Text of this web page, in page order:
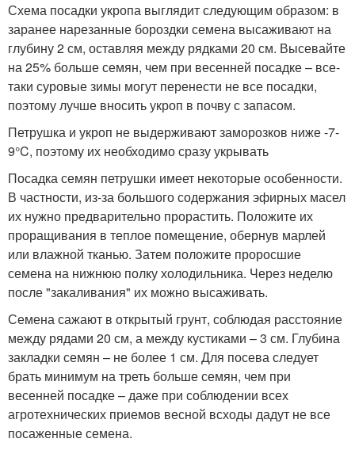
Схема посадки укропа выглядит следующим образом: в
заранее нарезанные бороздки семена высаживают на
глубину 2 см, оставляя между рядками 20 см. Высевайте
на 25% больше семян, чем при весенней посадке – все-
таки суровые зимы могут перенести не все посадки,
поэтому лучше вносить укроп в почву с запасом.
Петрушка и укроп не выдерживают заморозков ниже -7-
9°C, поэтому их необходимо сразу укрывать
Посадка семян петрушки имеет некоторые особенности.
В частности, из-за большого содержания эфирных масел
их нужно предварительно прорастить. Положите их
проращивания в теплое помещение, обернув марлей
или влажной тканью. Затем положите проросшие
семена на нижнюю полку холодильника. Через неделю
после "закаливания" их можно высаживать.
Семена сажают в открытый грунт, соблюдая расстояние
между рядами 20 см, а между кустиками – 3 см. Глубина
закладки семян – не более 1 см. Для посева следует
брать минимум на треть больше семян, чем при
весенней посадке – даже при соблюдении всех
агротехнических приемов весной всходы дадут не все
посаженные семена.